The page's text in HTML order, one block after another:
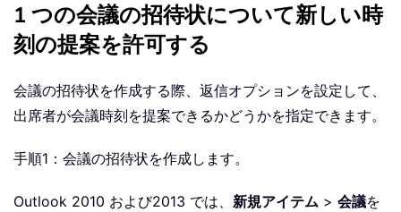
1 つの会議の招待状について新しい時
刻の提案を許可する
会議の招待状を作成する際、返信オプションを設定して、
出席者が会議時刻を提案できるかどうかを指定できます。
手順1：会議の招待状を作成します。
Outlook 2010 および2013 では、 新規アイテム > 会議を